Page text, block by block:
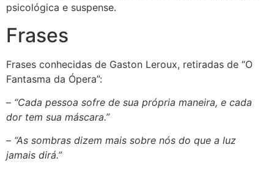
psicológica e suspense.
Frases
Frases conhecidas de Gaston Leroux, retiradas de “O
Fantasma da Ópera”:
– “Cada pessoa sofre de sua própria maneira, e cada
dor tem sua máscara.”
– “As sombras dizem mais sobre nós do que a luz
jamais dirá.”